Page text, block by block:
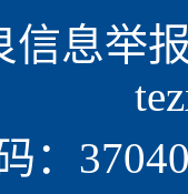
信息举
：